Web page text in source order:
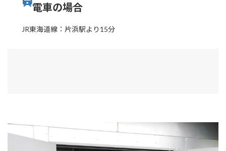
電車の場合
JR東海道線：片浜駅より15分